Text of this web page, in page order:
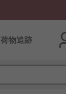
荷物追跡